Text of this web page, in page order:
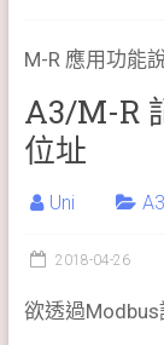
M-R 應用功能
A3/M-R
位址
Uni
2018-04-26
欲透過Modbus